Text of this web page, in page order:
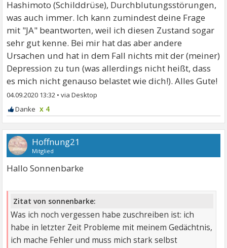
Hashimoto (Schilddrüse), Durchblutungsstörungen,
was auch immer. Ich kann zumindest deine Frage
mit "JA" beantworten, weil ich diesen Zustand sogar
sehr gut kenne. Bei mir hat das aber andere
Ursachen und hat in dem Fall nichts mit der (meiner)
Depression zu tun (was allerdings nicht heißt, dass
es mich nicht genauso belastet wie dich!). Alles Gute!
04.09.2020 13:32 •
x 4
Hoffnung21
Mitglied
Hallo Sonnenbarke
Zitat von sonnenbarke:
Was ich noch vergessen habe zuschreiben ist: ich
habe in letzter Zeit Probleme mit meinem Gedächtnis,
ich mache Fehler und muss mich stark selbst